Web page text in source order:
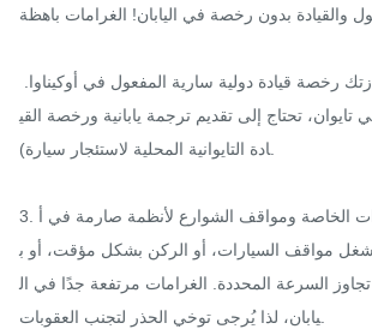
والقيادة بدون رخصة في اليابان! الغرامات باهظة.
تحتاج إلى تقديم ترجمة يابانية ورخصة القي
ادة التايوانية المحلية لاستئجار سيارة).
3. تخضع مواقف السيارات الخاصة ومواقف الشوارع لأنظمة صارمة في أ
مواقف السيارات، أو الركن بشكل مؤقت، أو ب
السرعة المحددة. الغرامات مرتفعة جدًا في ال
يابان، لذا يُرجى توخي الحذر لتجنب العقوبات.